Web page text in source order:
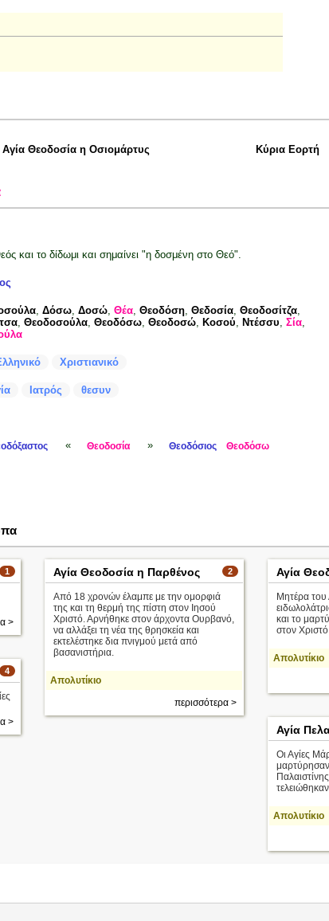
Αγία Θεοδοσία η Οσιομάρτυς Κύρια Εορτή
και το δίδωμι και σημαίνει "η δοσμένη στο Θεό".
, Δόσω, Δοσώ, Θέα, Θεοδόση, Θεδοσία, Θεοδοσίτζα,
, Θεοδοσούλα, Θεοδόσω, Θεοδοσώ, Κοσού, Ντέσσυ, Σία,
Χριστιανικό
Ιατρός θεσυν
« Θεοδοσία » Θεοδόσιος
Θεοδόσω
1
>
2
Αγία Θεοδοσία η Παρθένος
Από 18 χρονών έλαμπε με την ομορφιά
της και τη θερμή της πίστη στον Ιησού
Χριστό. Αρνήθηκε στον άρχοντα Ουρβανό,
να αλλάξει τη νέα της θρησκεία και
εκτελέστηκε δια πνιγμού μετά από
βασανιστήρια.
Απολυτίκιο
περισσότερα >
Αγία
Μητέρα
και το
στον
Απολυτίκιο
4
>
Αγία
Οι Αγίες
μαρτύρησαν
Απολυτίκιο